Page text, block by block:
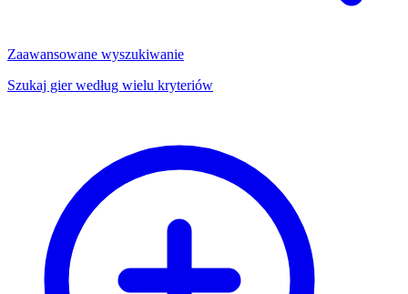
Zaawansowane wyszukiwanie
Szukaj gier według wielu kryteriów